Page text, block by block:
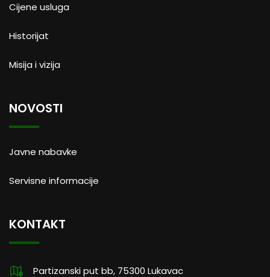
Cijene usluga
Historijat
Misija i vizija
NOVOSTI
Javne nabavke
Servisne informacije
KONTAKT
Partizanski put bb, 75300 Lukavac